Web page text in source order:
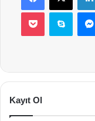
Pocket Skype
Kayıt Ol